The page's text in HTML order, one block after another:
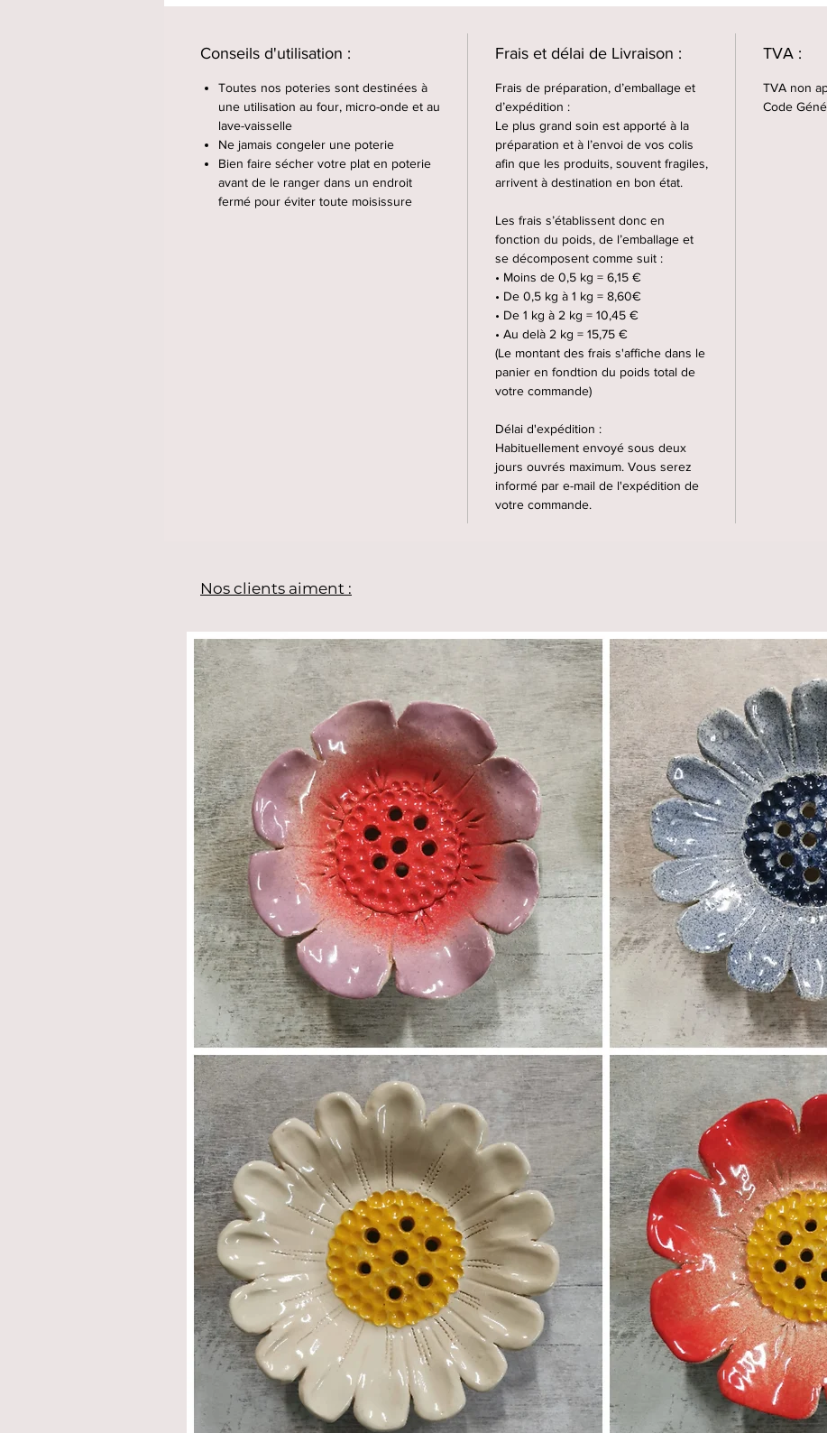
Conseils d'utilisation :
Toutes nos poteries sont destinées à
une utilisation au four, micro-onde et au
lave-vaisselle
Ne jamais congeler une poterie
Bien faire sécher votre plat en poterie
avant de le ranger dans un endroit
fermé pour éviter toute moisissure
Frais et délai de Livraison :
Frais de préparation, d’emballage et
d’expédition :
Le plus grand soin est apporté à la
préparation et à l’envoi de vos colis
afin que les produits, souvent fragiles,
arrivent à destination en bon état.
Les frais s’établissent donc en
fonction du poids, de l’emballage et
se décomposent comme suit :
• Moins de 0,5 kg = 6,15 €
• De 0,5 kg à 1 kg = 8,60€
• De 1 kg à 2 kg = 10,45 €
• Au delà 2 kg = 15,75 €
(Le montant des frais s'affiche dans le
panier en fondtion du poids total de
votre commande)
Délai d'expédition :
Habituellement envoyé sous deux
jours ouvrés maximum. Vous serez
informé par e-mail de l'expédition de
votre commande.
TVA :
TVA non
Code
Nos clients aiment :